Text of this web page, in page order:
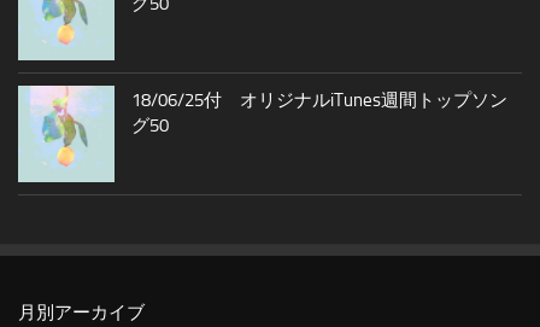
18/06/25付 オリジナルiTunes週間トップソン
グ50
月別アーカイブ